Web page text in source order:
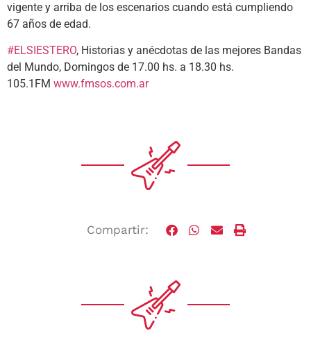
vigente y arriba de los escenarios cuando está cumpliendo
67 años de edad.
#ELSIESTERO, Historias y anécdotas de las mejores Bandas
del Mundo, Domingos de 17.00 hs. a 18.30 hs.
105.1FM www.fmsos.com.ar
Compartir: